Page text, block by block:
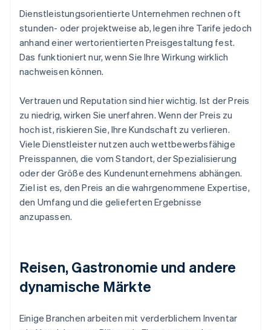
Dienstleistungsorientierte Unternehmen rechnen oft
stunden- oder projektweise ab, legen ihre Tarife jedoch
anhand einer wertorientierten Preisgestaltung fest.
Das funktioniert nur, wenn Sie Ihre Wirkung wirklich
nachweisen können.
Vertrauen und Reputation sind hier wichtig. Ist der Preis
zu niedrig, wirken Sie unerfahren. Wenn der Preis zu
hoch ist, riskieren Sie, Ihre Kundschaft zu verlieren.
Viele Dienstleister nutzen auch wettbewerbsfähige
Preisspannen, die vom Standort, der Spezialisierung
oder der Größe des Kundenunternehmens abhängen.
Ziel ist es, den Preis an die wahrgenommene Expertise,
den Umfang und die gelieferten Ergebnisse
anzupassen.
Reisen, Gastronomie und andere
dynamische Märkte
Einige Branchen arbeiten mit verderblichem Inventar